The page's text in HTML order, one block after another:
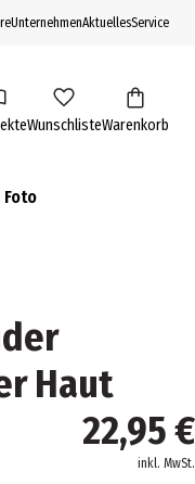
UnternehmenAktuellesService
WunschlisteWarenkorb
Foto
Haut
22,95 €
inkl. MwSt.